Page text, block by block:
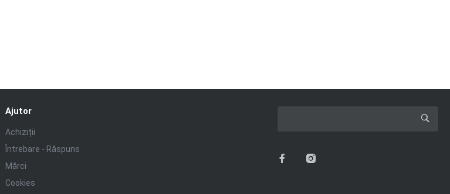
Ajutor
Achiziții
Întrebare - Răspuns
Mărci
Cookies